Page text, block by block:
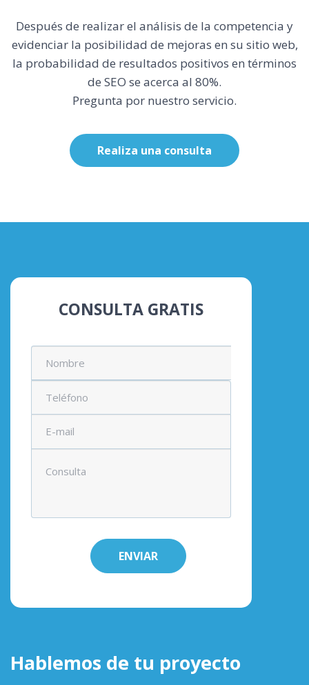
Después de realizar el análisis de la competencia y
evidenciar la posibilidad de mejoras en su sitio web,
la probabilidad de resultados positivos en términos
de SEO se acerca al 80%.
Pregunta por nuestro servicio.
Realiza una consulta
CONSULTA GRATIS
Hablemos de tu proyecto